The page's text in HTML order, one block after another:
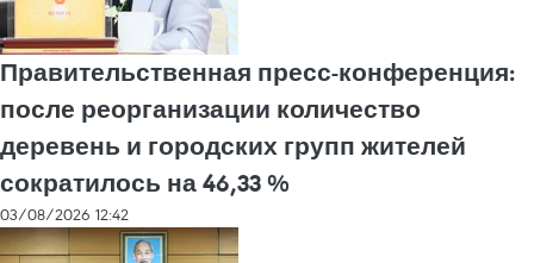
Правительственная пресс-конференция:
после реорганизации количество
деревень и городских групп жителей
сократилось на 46,33 %
03/08/2026 12:42